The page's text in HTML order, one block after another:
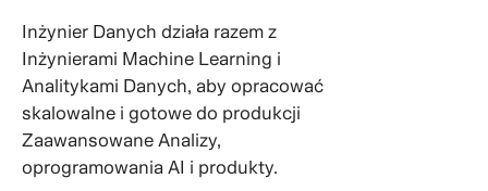
Inżynier Danych działa razem z
Inżynierami Machine Learning i
Analitykami Danych, aby opracować
skalowalne i gotowe do produkcji
Zaawansowane Analizy,
oprogramowania AI i produkty.